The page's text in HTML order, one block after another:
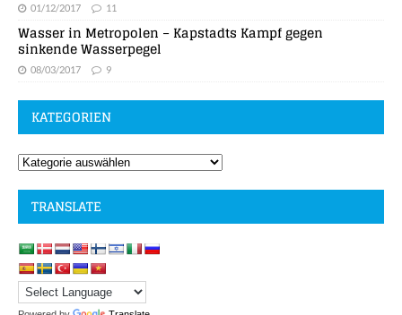
01/12/2017 11
Wasser in Metropolen – Kapstadts Kampf gegen
sinkende Wasserpegel
08/03/2017 9
KATEGORIEN
TRANSLATE